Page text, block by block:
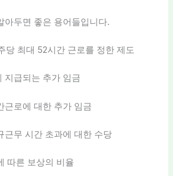
아두면 좋은 용어들입니다.
당 최대 52시간 근로를 정한 제도
지급되는 추가 임금
근로에 대한 추가 임금
근무 시간 초과에 대한 수당
따른 보상의 비율